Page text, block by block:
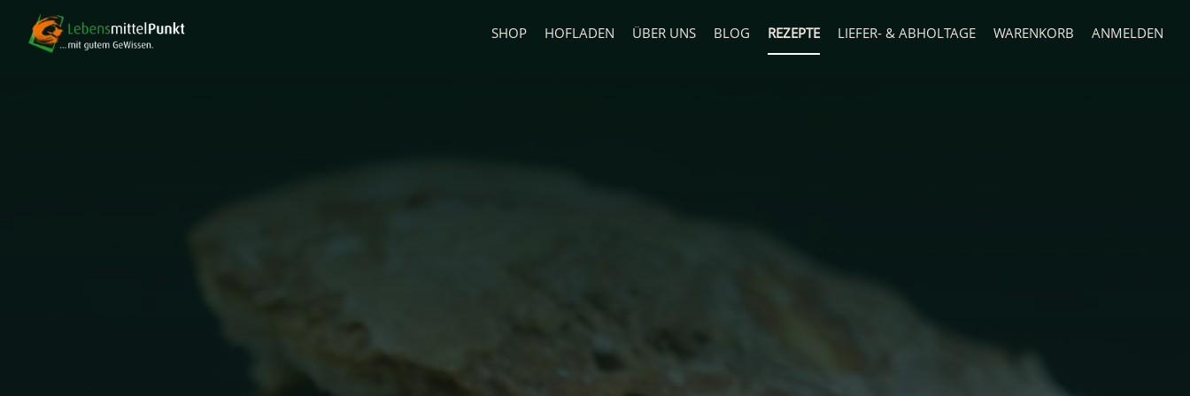
SHOP HOFLADEN ÜBER UNS BLOG REZEPTE LIEFER- & ABHOLTAGE WARENKORB ANMELDEN